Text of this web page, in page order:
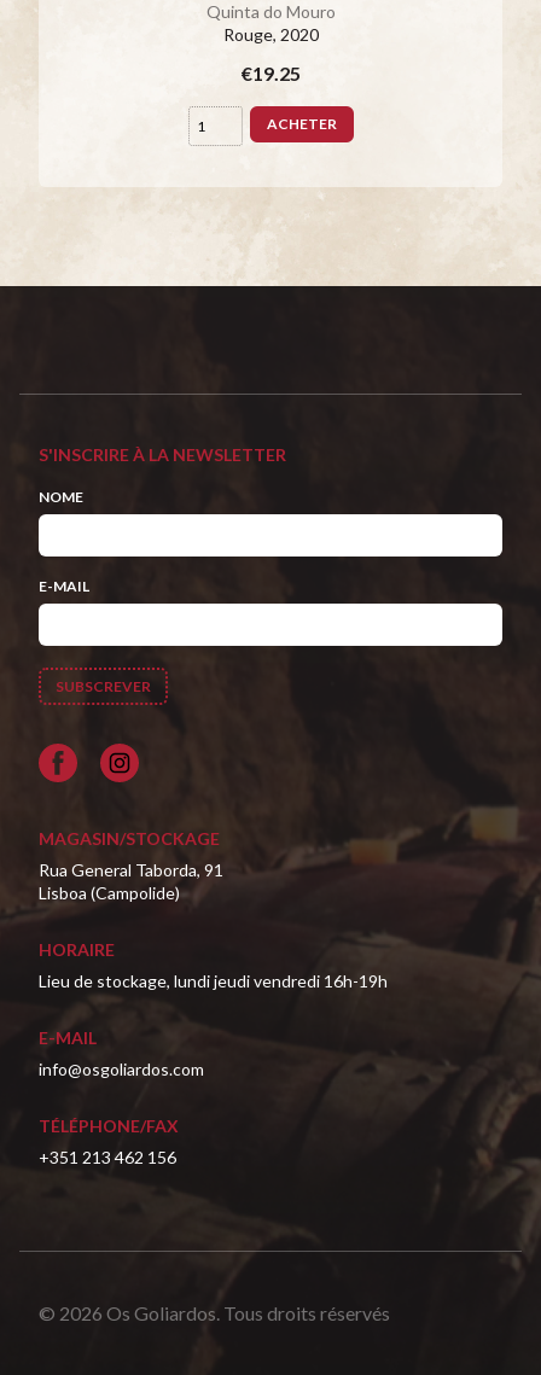
Quinta do Mouro
Rouge, 2020
€19.25
ACHETER
S'INSCRIRE À LA NEWSLETTER
NOME
E-MAIL
Facebook
MAGASIN/STOCKAGE
Rua General Taborda, 91
Lisboa (Campolide)
HORAIRE
Lieu de stockage, lundi jeudi vendredi 16h-19h
E-MAIL
info@osgoliardos.com
TÉLÉPHONE/FAX
+351 213 462 156
© 2026 Os Goliardos. Tous droits réservés